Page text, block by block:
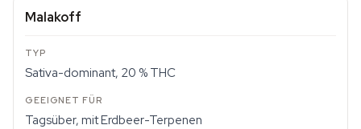
Malakoff
Sativa-dominant, 20 % THC
Tagsüber, mit Erdbeer-Terpenen